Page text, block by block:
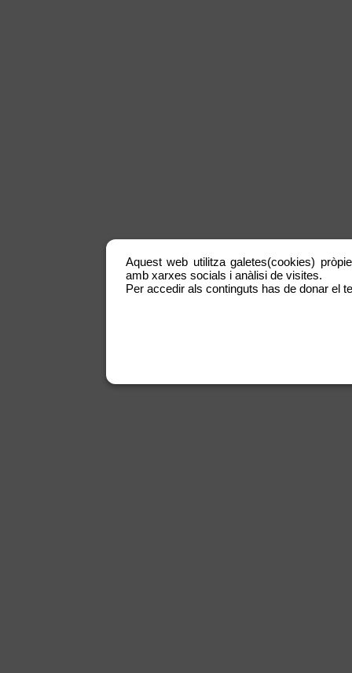
Aquest web utilitza galetes(cookies)
amb xarxes socials i anàlisi de visites.
Per accedir als continguts has de donar el